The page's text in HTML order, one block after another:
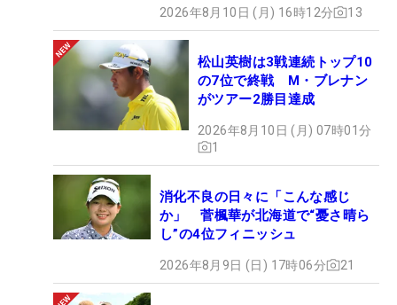
2026年8月10日 (月) 16時12分 13
松山英樹は3戦連続トップ10
の7位で終戦 M・ブレナン
がツアー2勝目達成
2026年8月10日 (月) 07時01分
1
消化不良の日々に「こんな感じ
か」 菅楓華が北海道で“憂さ晴ら
し”の4位フィニッシュ
2026年8月9日 (日) 17時06分 21